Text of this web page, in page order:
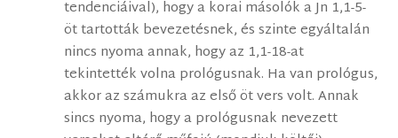
tendenciáival), hogy a korai másolók a Jn 1,1-5-
öt tartották bevezetésnek, és szinte egyáltalán
nincs nyoma annak, hogy az 1,1-18-at
tekintették volna prológusnak. Ha van prológus,
akkor az számukra az első öt vers volt. Annak
sincs nyoma, hogy a prológusnak nevezett